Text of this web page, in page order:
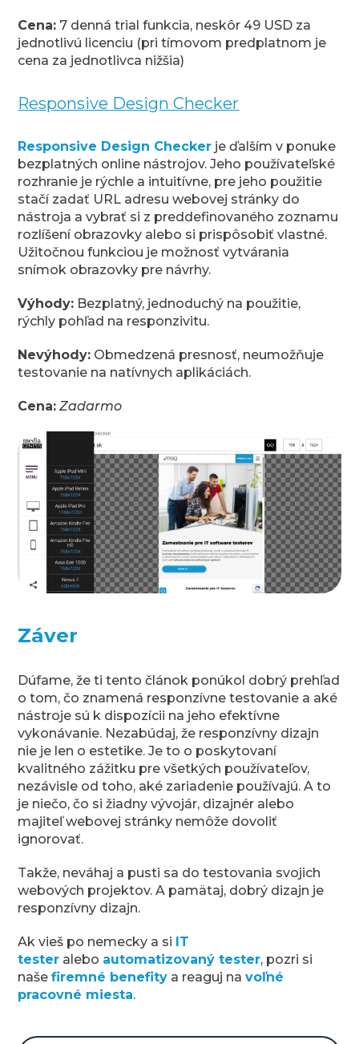
Cena: 7 denná trial funkcia, neskôr 49 USD za
jednotlivú licenciu (pri tímovom predplatnom je
cena za jednotlivca nižšia)
Responsive Design Checker
Responsive Design Checker je ďalším v ponuke
bezplatných online nástrojov. Jeho používateľské
rozhranie je rýchle a intuitívne, pre jeho použitie
stačí zadať URL adresu webovej stránky do
nástroja a vybrať si z preddefinovaného zoznamu
rozlíšení obrazovky alebo si prispôsobiť vlastné.
Užitočnou funkciou je možnosť vytvárania
snímok obrazovky pre návrhy.
Výhody: Bezplatný, jednoduchý na použitie,
rýchly pohľad na responzivitu.
Nevýhody: Obmedzená presnosť, neumožňuje
testovanie na natívnych aplikáciách.
Cena: Zadarmo
Záver
Dúfame, že ti tento článok ponúkol dobrý prehľad
o tom, čo znamená responzívne testovanie a aké
nástroje sú k dispozícii na jeho efektívne
vykonávanie. Nezabúdaj, že responzívny dizajn
nie je len o estetike. Je to o poskytovaní
kvalitného zážitku pre všetkých používateľov,
nezávisle od toho, aké zariadenie používajú. A to
je niečo, čo si žiadny vývojár, dizajnér alebo
majiteľ webovej stránky nemôže dovoliť
ignorovať.
Takže, neváhaj a pusti sa do testovania svojich
webových projektov. A pamätaj, dobrý dizajn je
responzívny dizajn.
Ak vieš po nemecky a si IT
tester alebo automatizovaný tester, pozri si
našefiremné benefity a reaguj navoľné
pracovné miesta.